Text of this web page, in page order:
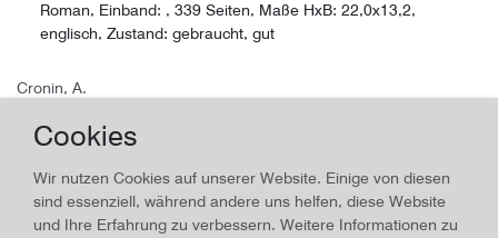
Roman, Einband: , 339 Seiten, Maße HxB: 22,0x13,2,
englisch, Zustand: gebraucht, gut
Cronin, A.
The Citadel, Roman
Land/Ort:Leipzig Paris, Erscheinungsjahr:1939
Technisches
Wert
Art.-ID 15760
Cookies
Wir nutzen Cookies auf unserer Website. Einige von diesen
sind essenziell, während andere uns helfen, diese Website
und Ihre Erfahrung zu verbessern. Weitere Informationen zu